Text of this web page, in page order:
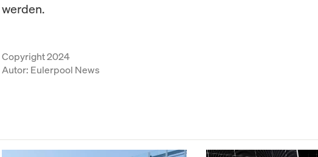
werden.
Copyright 2024
Autor: Eulerpool News